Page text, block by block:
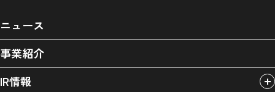
ニュース
事業紹介
IR情報